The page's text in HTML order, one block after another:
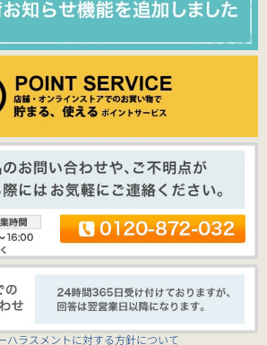
ハラスメントに対する方針について